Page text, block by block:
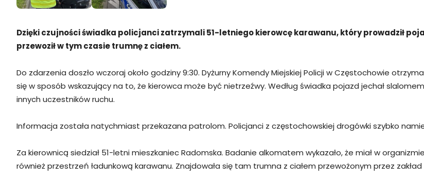
Dzięki czujności świadka policjanci zatrzymali 51-letniego kierowcę karawanu, który prowadził
przewoził w tym czasie trumnę z ciałem.
Do zdarzenia doszło wczoraj około godziny 9:30. Dyżurny Komendy Miejskiej Policji w Częstochowie
się w sposób wskazujący na to, że kierowca może być nietrzeźwy. Według świadka pojazd jechał
innych uczestników ruchu.
Informacja została natychmiast przekazana patrolom. Policjanci z częstochowskiej drogówki szybko
Za kierownicą siedział 51-letni mieszkaniec Radomska. Badanie alkomatem wykazało, że miał w
również przestrzeń ładunkową karawanu. Znajdowała się tam trumna z ciałem przewożonym przez